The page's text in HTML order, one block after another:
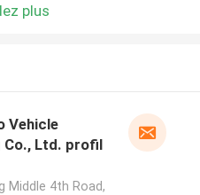
plus
Vehicle
Co., Ltd. profil
Middle 4th Road,